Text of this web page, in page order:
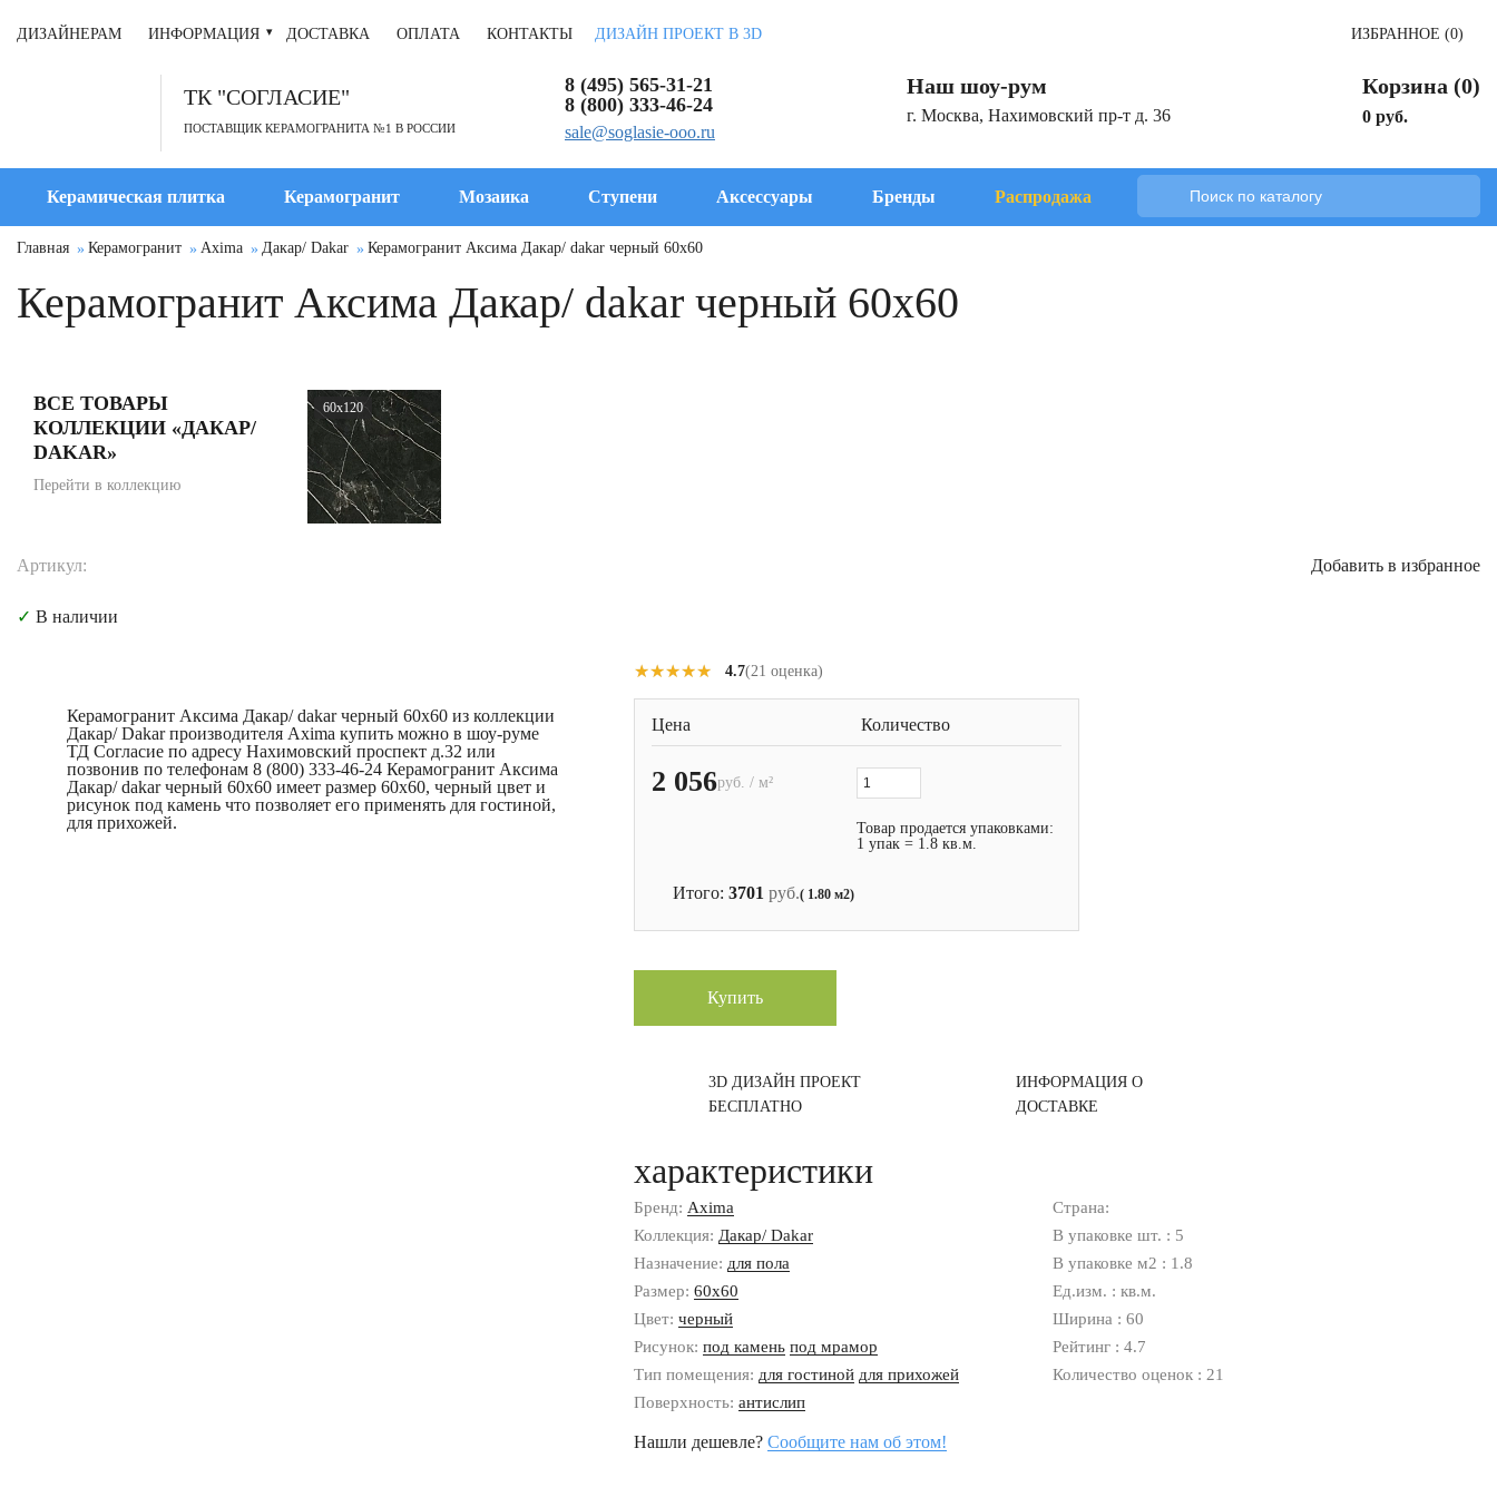
ДИЗАЙНЕРАМ ИНФОРМАЦИЯ ДОСТАВКА ОПЛАТА КОНТАКТЫ ДИЗАЙН ПРОЕКТ В 3D ИЗБРАННОЕ (0)
ТК "СОГЛАСИЕ"
ПОСТАВЩИК КЕРАМОГРАНИТА №1 В РОССИИ
8 (495) 565-31-21
8 (800) 333-46-24
sale@soglasie-ooo.ru
Наш шоу-рум
г. Москва, Нахимовский пр-т д. 36
Корзина (0)
0 руб.
Керамическая плитка Керамогранит Мозаика Ступени Аксессуары Бренды Распродажа
Главная Керамогранит Axima Дакар/ Dakar Керамогранит Аксима Дакар/ dakar черный 60x60
Керамогранит Аксима Дакар/ dakar черный 60x60
ВСЕ ТОВАРЫ
КОЛЛЕКЦИИ «ДАКАР/
DAKAR»
Перейти в коллекцию
60x120
Артикул: Добавить в избранное
✓ В наличии
Керамогранит Аксима Дакар/ dakar черный 60x60 из коллекции
Дакар/ Dakar производителя Axima купить можно в шоу-руме
ТД Согласие по адресу Нахимовский проспект д.32 или
позвонив по телефонам 8 (800) 333-46-24 Керамогранит Аксима
Дакар/ dakar черный 60x60 имеет размер 60x60, черный цвет и
рисунок под камень что позволяет его применять для гостиной,
для прихожей.
★★★★★
★★★★★ 4.7(21 оценка)
Цена Количество
2 056руб. / м²
Товар продается упаковками:
1 упак = 1.8 кв.м.
Итого: 3701 руб.( 1.80 м2)
Купить
3D ДИЗАЙН ПРОЕКТ
БЕСПЛАТНО
ИНФОРМАЦИЯ О
ДОСТАВКЕ
характеристики
Бренд: Axima
Коллекция: Дакар/ Dakar
Назначение: для пола
Размер: 60x60
Цвет: черный
Рисунок: под камень под мрамор
Тип помещения: для гостиной для прихожей
Поверхность: антислип
Страна:
В упаковке шт. : 5
В упаковке м2 : 1.8
Ед.изм. : кв.м.
Ширина : 60
Рейтинг : 4.7
Количество оценок : 21
Нашли дешевле? Сообщите нам об этом!